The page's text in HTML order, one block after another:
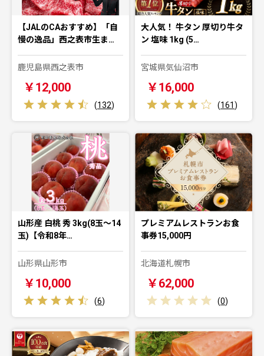
【JALのCAおすすめ】「自
慢の逸品」西之表市生ま…
鹿児島県西之表市
￥12,000
(132)
大人気！ 牛タン 厚切り牛タ
ン 塩味 1kg (5…
宮城県気仙沼市
￥16,000
(161)
山形産 白桃 秀 3kg(8玉～14
玉)【令和8年…
山形県山形市
￥10,000
(6)
プレミアムレストランお食
事券15,000円
北海道札幌市
￥62,000
(0)